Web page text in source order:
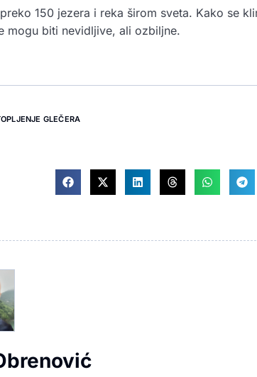
150 jezera i reka širom sveta. Kako se
mogu biti nevidljive, ali ozbiljne.
GLEČERA